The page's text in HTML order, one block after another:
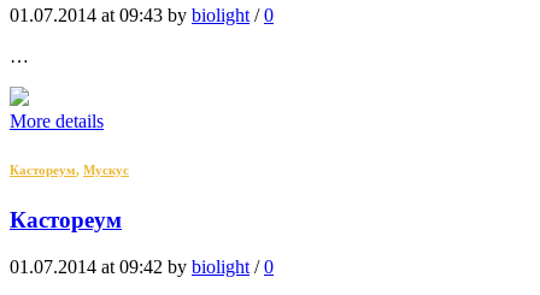
01.07.2014 at 09:43 by biolight /0
…
More details
Кастореум, Мускус
Кастореум
01.07.2014 at 09:42 by biolight /0